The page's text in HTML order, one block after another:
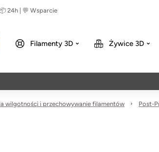
24h | 💬 Wsparcie
Filamenty 3D Żywice 3D
wilgotności i przechowywanie filamentów Post-